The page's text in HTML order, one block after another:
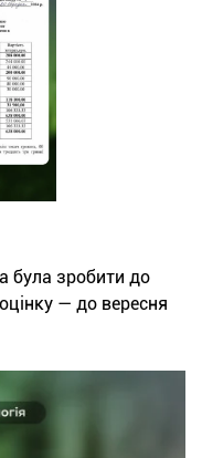
була зробити до
— до вересня